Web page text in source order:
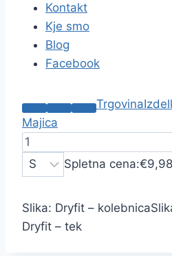
Kontakt
Kje smo
Blog
Facebook
Trgovina
Majica
Spletna cena:€9,98
Slika: Dryfit – kolebnica
Dryfit – tek